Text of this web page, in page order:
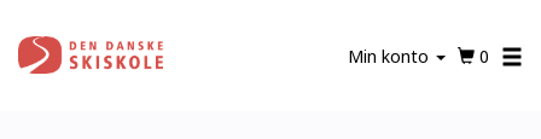
hovedindhold
Min konto 0